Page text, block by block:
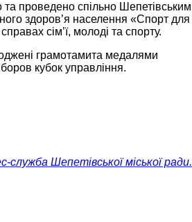
та проведено спільно Шепетівським
здоров’я населення «Спорт для
сім’ї, молоді та спорту.
грамотамита медалями
кубок управління.
служба Шепетівської міської ради.